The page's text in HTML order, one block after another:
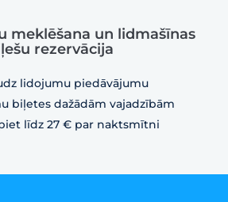
meklēšana un lidmašīnas
rezervācija
lidojumu piedāvājumu
biļetes dažādām vajadzībām
līdz 27 € par naktsmītni